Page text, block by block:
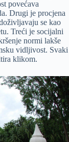
povećava
Drugi je procjena
se kao
Treći je socijalni
normi lakše
vidljivost. Svaki
klikom.